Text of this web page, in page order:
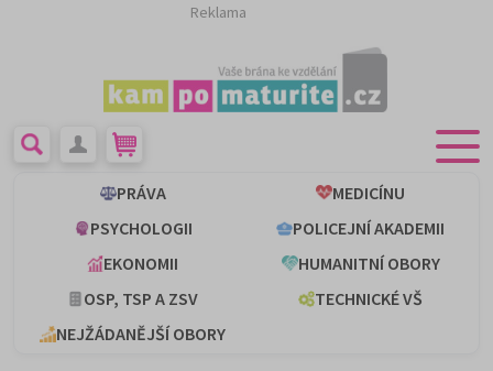
Reklama
PRÁVA
MEDICÍNU
PSYCHOLOGII
POLICEJNÍ AKADEMII
EKONOMII
HUMANITNÍ OBORY
OSP, TSP A ZSV
TECHNICKÉ VŠ
NEJŽÁDANĚJŠÍ OBORY